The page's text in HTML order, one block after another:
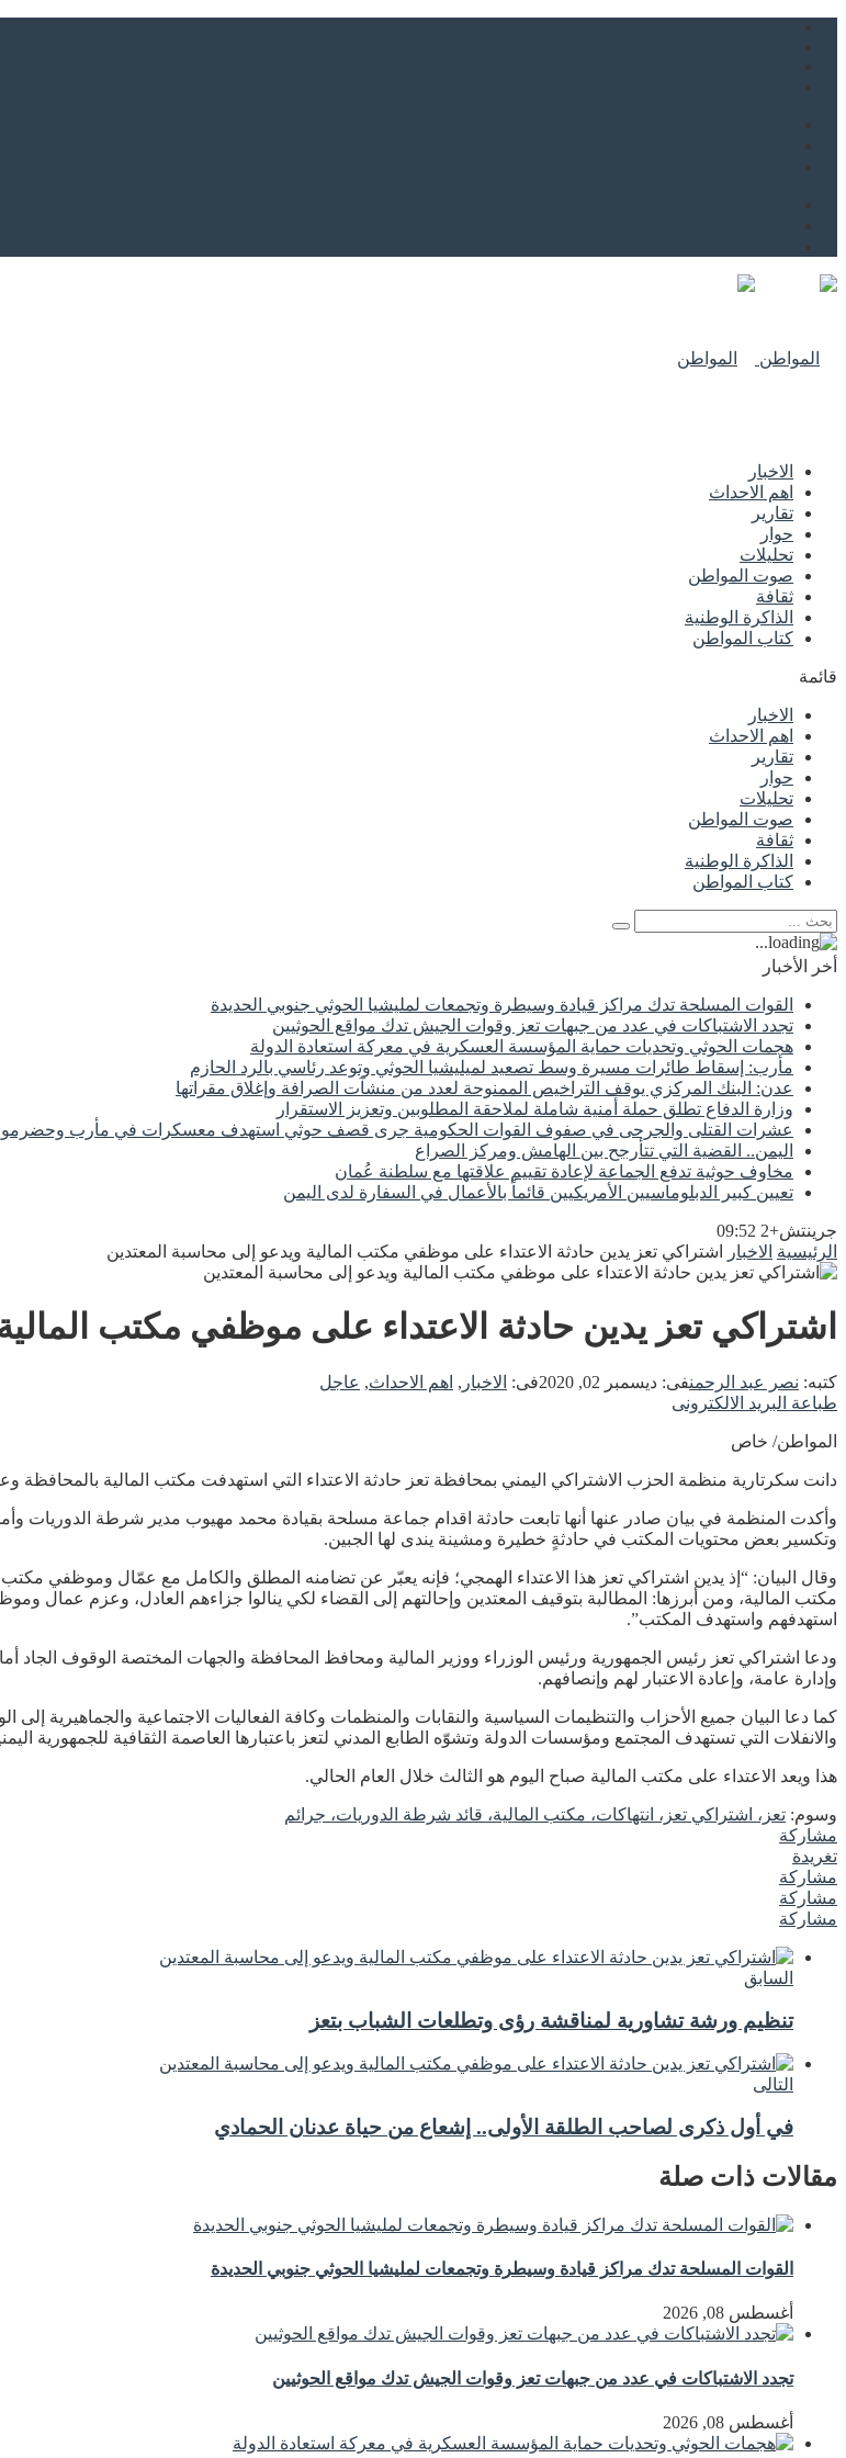
الاخبار
اهم الاحداث
تقارير
حوار
تحليلات
صوت المواطن
ثقافة
الذاكرة الوطنية
كتاب المواطن
قائمة
الاخبار
اهم الاحداث
تقارير
حوار
تحليلات
صوت المواطن
ثقافة
الذاكرة الوطنية
كتاب المواطن
أخر الأخبار
القوات المسلحة تدك مراكز قيادة وسيطرة وتجمعات لمليشيا الحوثي جنوبي الحديدة
تجدد الاشتباكات في عدد من جبهات تعز وقوات الجيش تدك مواقع الحوثيين
هجمات الحوثي وتحديات حماية المؤسسة العسكرية في معركة استعادة الدولة
مأرب: إسقاط طائرات مسيرة وسط تصعيد لميليشيا الحوثي وتوعد رئاسي بالرد الحازم
عدن: البنك المركزي يوقف التراخيص الممنوحة لعدد من منشآت الصرافة وإغلاق مقراتها
وزارة الدفاع تطلق حملة أمنية شاملة لملاحقة المطلوبين وتعزيز الاستقرار
عشرات القتلى والجرحى في صفوف القوات الحكومية جرى قصف حوثي استهدف معسكرات في مأرب
اليمن.. القضية التي تتأرجح بين الهامش ومركز الصراع
مخاوف حوثية تدفع الجماعة لإعادة تقييم علاقتها مع سلطنة عُمان
تعيين كبير الدبلوماسيين الأمريكيين قائماً بالأعمال في السفارة لدى اليمن
جرينتش+2 09:52
الرئيسية الاخبار اشتراكي تعز يدين حادثة الاعتداء على موظفي مكتب المالية ويدعو إلى محاسبة المعتدين
اشتراكي تعز يدين حادثة الاعتداء على موظفي مكتب
كتبه: نصر عبد الرحمنفى: ديسمبر 02, 2020 فى: الاخبار , اهم الاحداث, عاجل
طباعة البريد الالكترونى
المواطن/ خاص
دانت سكرتارية منظمة الحزب الاشتراكي اليمني بمحافظة تعز حادثة الاعتداء التي استهدفت مكتب المالية
وأكدت المنظمة في بيان صادر عنها أنها تابعت حادثة اقدام جماعة مسلحة بقيادة محمد مهيوب مدير شرطة الدوريات
وتكسير بعض محتويات المكتب في حادثةٍ خطيرة ومشينة يندى لها الجبين.
وقال البيان: “إذ يدين اشتراكي تعز هذا الاعتداء الهمجي؛ فإنه يعبّر عن تضامنه المطلق والكامل مع عمّال وموظفي
مكتب المالية، ومن أبرزها: المطالبة بتوقيف المعتدين وإحالتهم إلى القضاء لكي ينالوا جزاءهم العادل، وعزم عمال
استهدفهم واستهدف المكتب”.
ودعا اشتراكي تعز رئيس الجمهورية ورئيس الوزراء ووزير المالية ومحافظ المحافظة والجهات المختصة الوقوف الجاد
وإدارة عامة، وإعادة الاعتبار لهم وإنصافهم.
كما دعا البيان جميع الأحزاب والتنظيمات السياسية والنقابات والمنظمات وكافة الفعاليات الاجتماعية والجماهيرية
والانفلات التي تستهدف المجتمع ومؤسسات الدولة وتشوّه الطابع المدني لتعز باعتبارها العاصمة الثقافية للجمهورية
هذا ويعد الاعتداء على مكتب المالية صباح اليوم هو الثالث خلال العام الحالي.
وسوم: تعز، اشتراكي تعز، انتهاكات، مكتب المالية، قائد شرطة الدوريات، جرائم
مشاركة
تغريدة
مشاركة
مشاركة
مشاركة
السابق
تنظيم ورشة تشاورية لمناقشة رؤى وتطلعات الشباب بتعز
التالى
في أول ذكرى لصاحب الطلقة الأولى.. إشعاع من حياة عدنان الحمادي
مقالات ذات صلة
القوات المسلحة تدك مراكز قيادة وسيطرة وتجمعات لمليشيا الحوثي جنوبي الحديدة
أغسطس 08, 2026
تجدد الاشتباكات في عدد من جبهات تعز وقوات الجيش تدك مواقع الحوثيين
أغسطس 08, 2026